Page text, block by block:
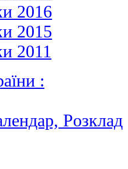
2016
2015
2011
:
Poзклад